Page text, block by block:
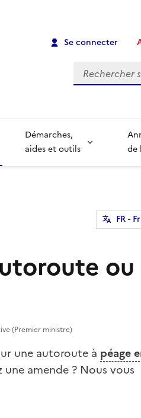
Se connecter
Recherche
Démarches,
aides et outils
de
FR-
ou
(Premier ministre)
une autoroute à péage
amende ? Nous vous